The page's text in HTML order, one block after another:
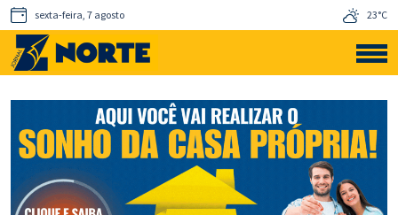
sexta-feira, 7 agosto 23°C